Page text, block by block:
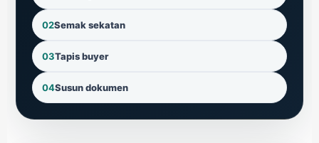
02Semak sekatan
03Tapis buyer
04Susun dokumen